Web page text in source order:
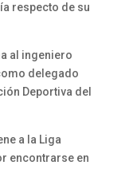
respecto de su
al ingeniero
delegado
Deportiva del
a la Liga
encontrarse en